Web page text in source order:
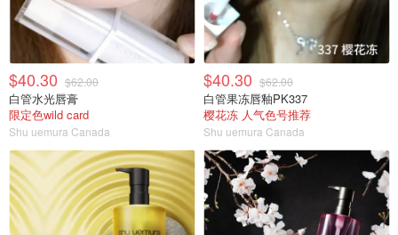
$40.30 $62.00
白管水光唇膏
限定色wild card
Shu uemura Canada
$40.30 $62.00
白管果冻唇釉PK337
樱花冻 人气色号推荐
Shu uemura Canada